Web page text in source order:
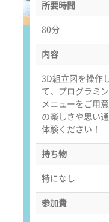
所要時間
80分
内容
3D組立図を操作
て、プログラミ
メニューをご用
の楽しさや思い
体験ください！
持ち物
特になし
参加費